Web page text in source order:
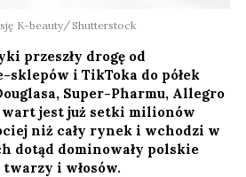
K-beauty Shutterstock
przeszły drogę od
i TikToka do półek
Super-Pharmu, Allegro
wart jest już setki milionów
niż cały rynek i wchodzi w
dotąd dominowały polskie
i włosów.